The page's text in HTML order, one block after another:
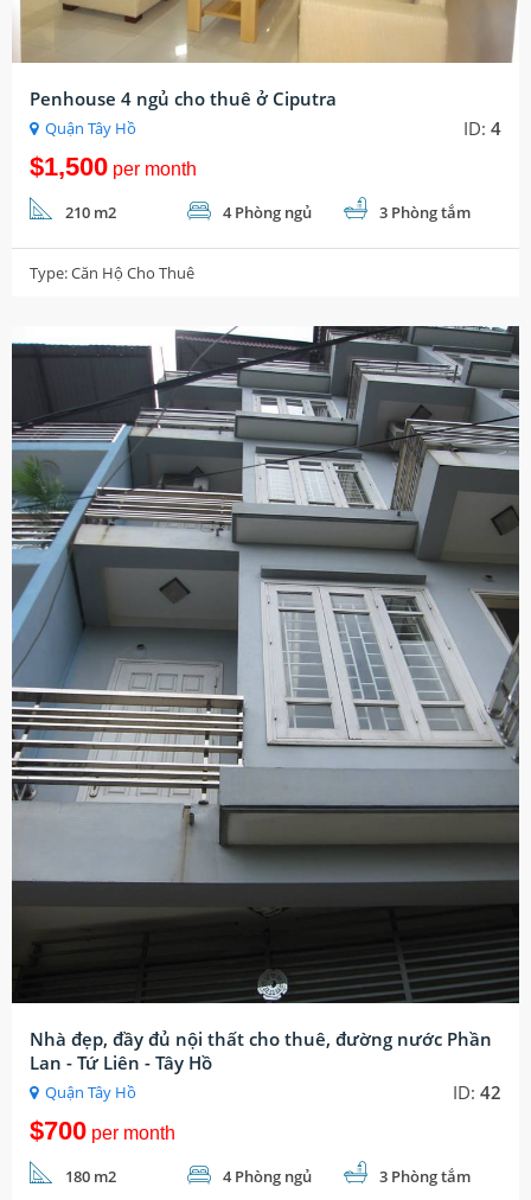
Penhouse 4 ngủ cho thuê ở Ciputra
Quận Tây Hồ ID:4
$1,500per month
210 m2 4 Phòng ngủ 3 Phòng tắm
Type:Căn Hộ Cho Thuê
Nhà đẹp, đầy đủ nội thất cho thuê, đường nước Phần
Lan - Tứ Liên - Tây Hồ
Quận Tây Hồ ID:42
$700per month
180 m2 4 Phòng ngủ 3 Phòng tắm